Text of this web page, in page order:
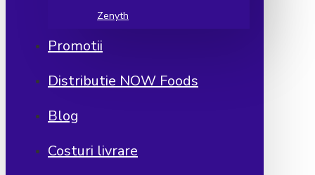
Zenyth
Promotii
Distributie NOW Foods
Blog
Costuri livrare